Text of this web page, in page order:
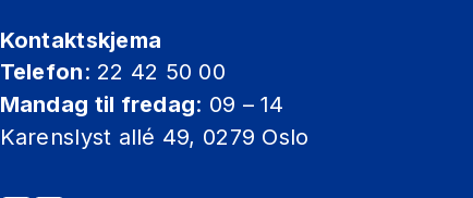
Kontaktskjema
Telefon: 22 42 50 00
Mandag til fredag: 09 – 14
Karenslyst allé 49, 0279 Oslo